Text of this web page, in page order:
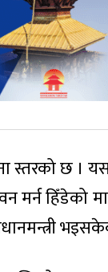
स्तरको छ ।
मर्न